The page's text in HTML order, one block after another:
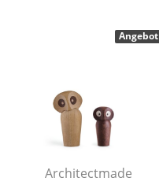
Bürodrehstühle
Konferenzstühle
Bürosessel
Architectmade
Angebot